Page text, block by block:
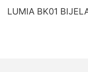
LUMIA BK01